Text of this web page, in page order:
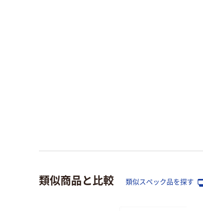
類似商品と比較 類似スペック品を探す